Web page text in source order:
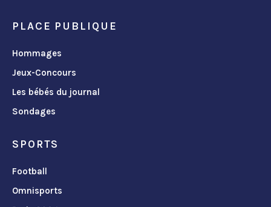
PLACE PUBLIQUE
Hommages
Jeux-Concours
Les bébés du journal
Sondages
SPORTS
Football
Omnisports